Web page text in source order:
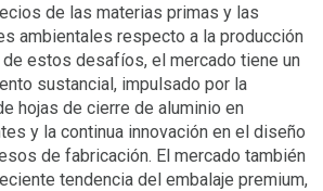
de las materias primas y las
ambientales respecto a la producción
estos desafíos, el mercado tiene un
sustancial, impulsado por la
hojas de cierre de aluminio en
y la continua innovación en el diseño
de fabricación. El mercado también
tendencia del embalaje premium,